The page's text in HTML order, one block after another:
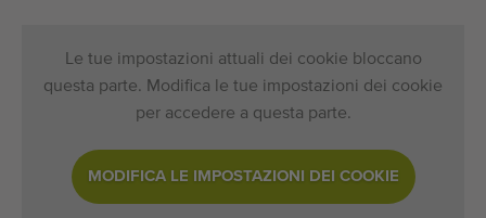
Le tue impostazioni attuali dei cookie bloccano
questa parte. Modifica le tue impostazioni dei cookie
per accedere a questa parte.
MODIFICA LE IMPOSTAZIONI DEI COOKIE